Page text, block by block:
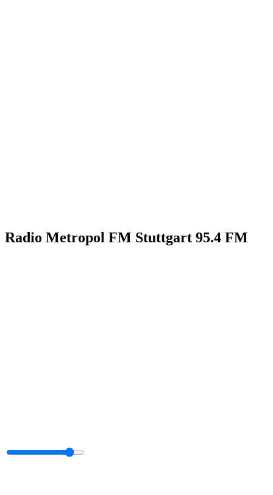
Radio Metropol FM Stuttgart 95.4 FM